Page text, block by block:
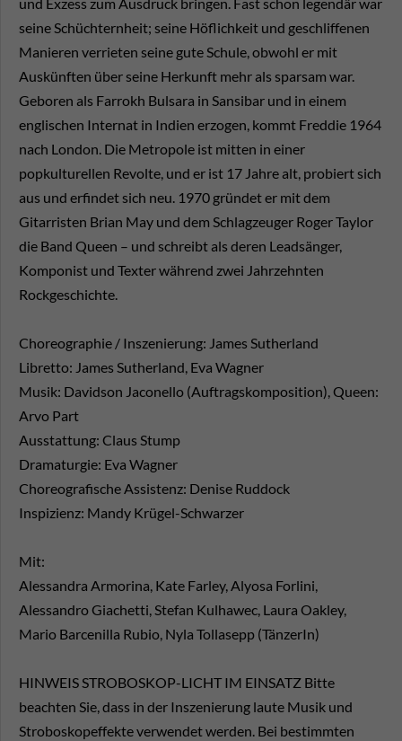
und Exzess zum Ausdruck bringen. Fast schon legendär war
seine Schüchternheit; seine Höflichkeit und geschliffenen
Manieren verrieten seine gute Schule, obwohl er mit
Auskünften über seine Herkunft mehr als sparsam war.
Geboren als Farrokh Bulsara in Sansibar und in einem
englischen Internat in Indien erzogen, kommt Freddie 1964
nach London. Die Metropole ist mitten in einer
popkulturellen Revolte, und er ist 17 Jahre alt, probiert sich
aus und erfindet sich neu. 1970 gründet er mit dem
Gitarristen Brian May und dem Schlagzeuger Roger Taylor
die Band Queen – und schreibt als deren Leadsänger,
Komponist und Texter während zwei Jahrzehnten
Rockgeschichte.
Choreographie / Inszenierung: James Sutherland
Libretto: James Sutherland, Eva Wagner
Musik: Davidson Jaconello (Auftragskomposition), Queen:
Arvo Part
Ausstattung: Claus Stump
Dramaturgie: Eva Wagner
Choreografische Assistenz: Denise Ruddock
Inspizienz: Mandy Krügel-Schwarzer
Mit:
Alessandra Armorina, Kate Farley, Alyosa Forlini,
Alessandro Giachetti, Stefan Kulhawec, Laura Oakley,
Mario Barcenilla Rubio, Nyla Tollasepp (TänzerIn)
HINWEIS STROBOSKOP-LICHT IM EINSATZ Bitte
beachten Sie, dass in der Inszenierung laute Musik und
Stroboskopeffekte verwendet werden. Bei bestimmten